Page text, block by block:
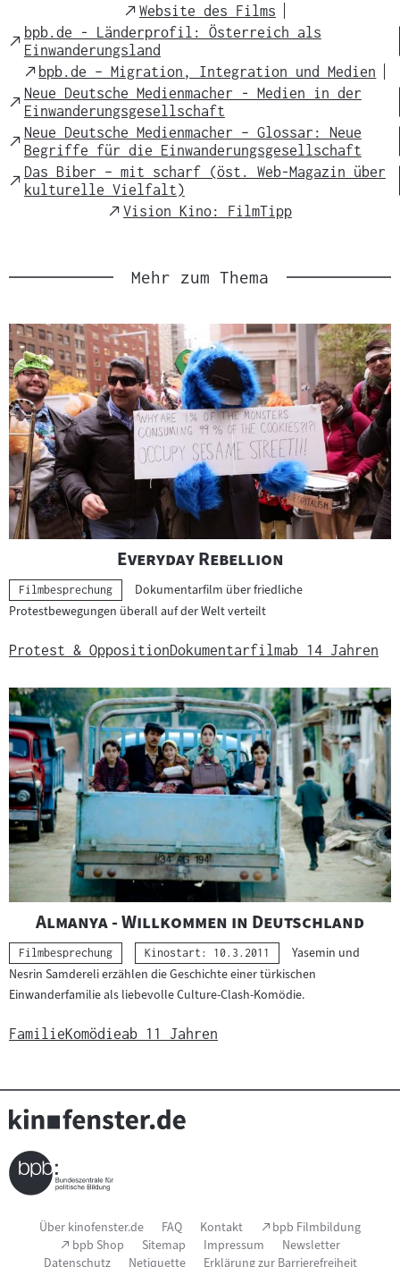
External
Link
Website des Films
External
Link
bpb.de - Länderprofil: Österreich als
Einwanderungsland
External
Link
bpb.de – Migration, Integration und Medien
External
Link
Neue Deutsche Medienmacher - Medien in der
Einwanderungsgesellschaft
External
Link
Neue Deutsche Medienmacher – Glossar: Neue
Begriffe für die Einwanderungsgesellschaft
External
Link
Das Biber – mit scharf (öst. Web-Magazin über
kulturelle Vielfalt)
External
Vision Kino: FilmTipp
Mehr zum Thema
"
Everyday Rebellion
Kategorie:
Filmbesprechung
Dokumentarfilm über friedliche
Protestbewegungen überall auf der Welt verteilt
Protest & OppositionDokumentarfilmab 14 Jahren
"
Almanya - Willkommen in Deutschland"
Kategorie:
Filmbesprechung Kinostart: 10.3.2011
Yasemin und
Nesrin Samdereli erzählen die Geschichte einer türkischen
Einwanderfamilie als liebevolle Culture-Clash-Komödie.
FamilieKomödieab 11 Jahren
Seitenfußnavigation
Über kinofenster.de FAQ Kontakt (Link
öffnet
im
neuen
bpb Filmbildung
(Link
öffnet
bpb Shop Sitemap Impressum
Newsletter
Datenschutz
Netiquette Erklärung zur Barrierefreiheit